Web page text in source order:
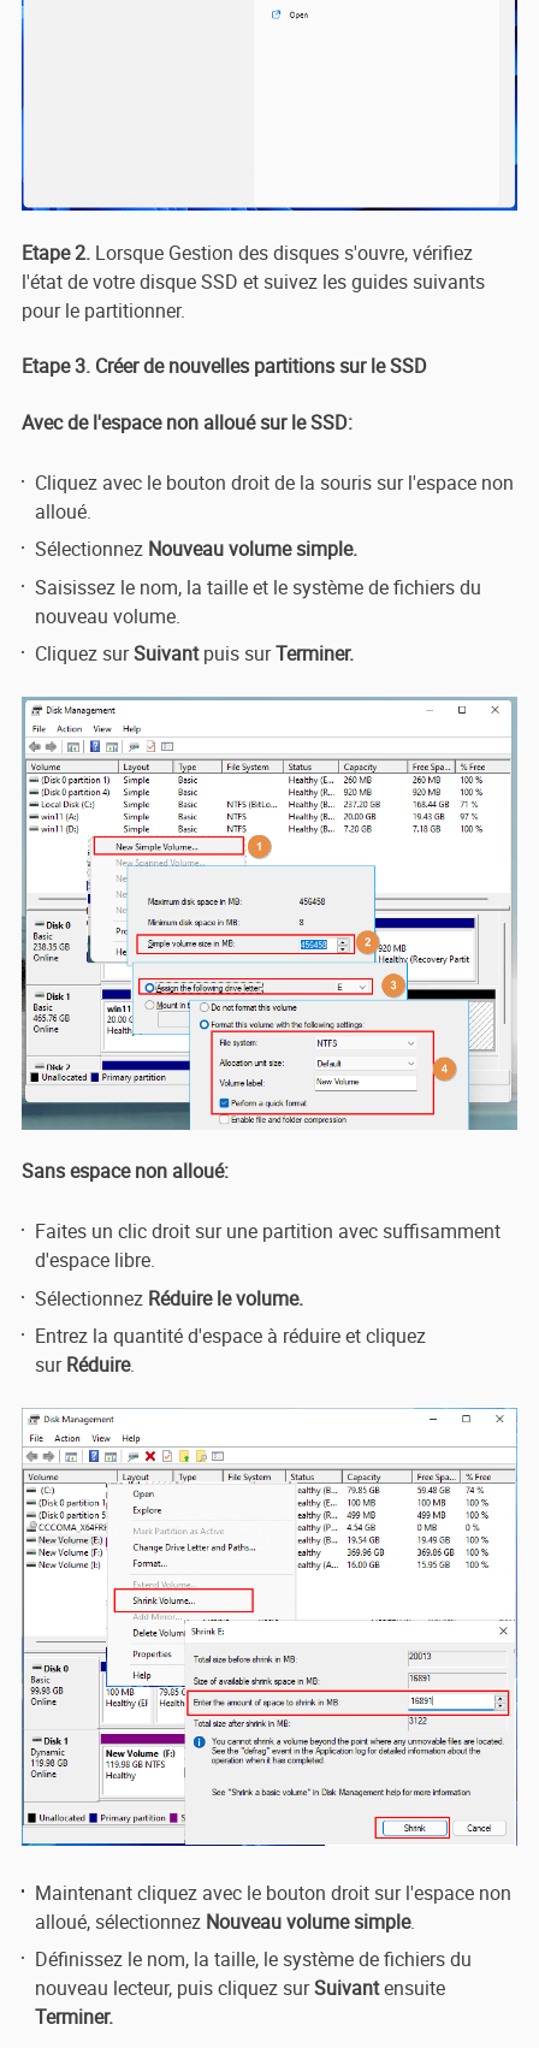
Etape 2. Lorsque Gestion des disques s'ouvre, vérifiez
l'état de votre disque SSD et suivez les guides suivants
pour le partitionner.
Etape 3. Créer de nouvelles partitions sur le SSD
Avec de l'espace non alloué sur le SSD:
Cliquez avec le bouton droit de la souris sur l'espace non
alloué.
Sélectionnez Nouveau volume simple.
Saisissez le nom, la taille et le système de fichiers du
nouveau volume.
Cliquez surSuivantpuis surTerminer.
Sans espace non alloué:
Faites un clic droit sur une partition avec suffisamment
d'espace libre.
Sélectionnez Réduire le volume.
Entrez la quantité d'espace à réduire et cliquez
surRéduire.
Maintenant cliquez avec le bouton droit sur l'espace non
alloué, sélectionnez Nouveau volume simple.
Définissez le nom, la taille, le système de fichiers du
nouveau lecteur, puis cliquez surSuivantensuite
Terminer.